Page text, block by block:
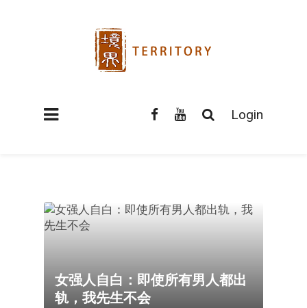
Login
女强人自白：即使所有男人都出
轨，我先生不会